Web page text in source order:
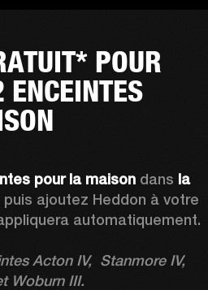
POUR
ENCEINTES
pour la maison dans la
puis ajoutez Heddon à votre
automatiquement.
Acton IV,  Stanmore IV,
Woburn III.